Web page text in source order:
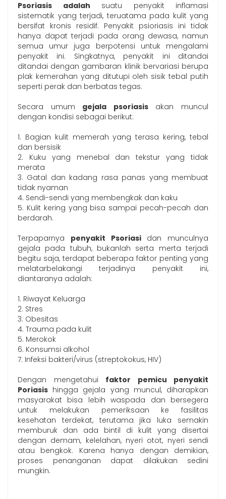
Psoriasis adalah suatu penyakit inflamasi
sistematik yang terjadi, teruatama pada kulit yang
bersifat kronis residif. Penyakit psioriasis ini tidak
hanya dapat terjadi pada orang dewasa, namun
semua umur juga berpotensi untuk mengalami
penyakit ini. Singkatnya, penyakit ini ditandai
ditandai dengan gambaran klinik bervariasi berupa
plak kemerahan yang ditutupi oleh sisik tebal putih
seperti perak dan berbatas tegas.
Secara umum gejala psoriasisakan muncul
dengan kondisi sebagai berikut:
1. Bagian kulit memerah yang terasa kering, tebal
dan bersisik
2. Kuku yang menebal dan tekstur yang tidak
merata
3. Gatal dan kadang rasa panas yang membuat
tidak nyaman
4. Sendi-sendi yang membengkak dan kaku
5. Kulit kering yang bisa sampai pecah-pecah dan
berdarah.
Terpaparnya penyakit Psoriasidan munculnya
gejala pada tubuh, bukanlah serta merta terjadi
begitu saja, terdapat beberapa faktor penting yang
melatarbelakangi terjadinya penyakit ini,
diantaranya adalah:
1. Riwayat Keluarga
2. Stres
3. Obesitas
4. Trauma pada kulit
5. Merokok
6. Konsumsi alkohol
7. Infeksi bakteri/virus (streptokokus, HIV)
Dengan mengetahui faktor pemicu penyakit
Poriasis hingga gejala yang muncul, diharapkan
masyarakat bisa lebih waspada dan bersegera
untuk melakukan pemeriksaan ke fasilitas
kesehatan terdekat, terutama jika luka semakin
memburuk dan ada bintil di kulit yang disertai
dengan demam, kelelahan, nyeri otot, nyeri sendi
atau bengkok. Karena hanya dengan demikian,
proses penanganan dapat dilakukan sedini
mungkin.